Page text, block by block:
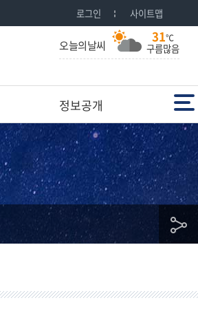
로그인 사이트맵
오늘의날씨
31℃
구름많음
정보공개
전체메뉴
공